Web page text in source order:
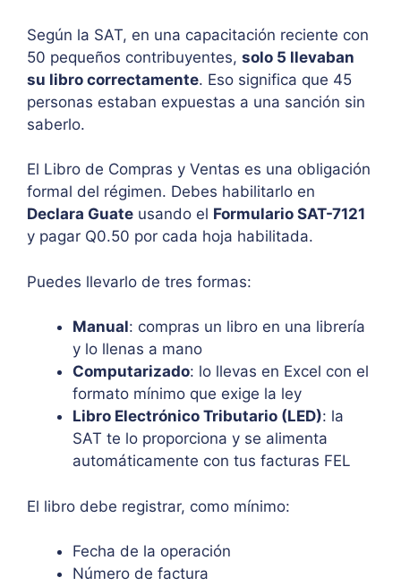
Según la SAT, en una capacitación reciente con
50 pequeños contribuyentes, solo 5 llevaban
su libro correctamente. Eso significa que 45
personas estaban expuestas a una sanción sin
saberlo.
El Libro de Compras y Ventas es una obligación
formal del régimen. Debes habilitarlo en
Declara Guate usando el Formulario SAT-7121
y pagar Q0.50 por cada hoja habilitada.
Puedes llevarlo de tres formas:
Manual: compras un libro en una librería
y lo llenas a mano
Computarizado: lo llevas en Excel con el
formato mínimo que exige la ley
Libro Electrónico Tributario (LED): la
SAT te lo proporciona y se alimenta
automáticamente con tus facturas FEL
El libro debe registrar, como mínimo:
Fecha de la operación
Número de factura